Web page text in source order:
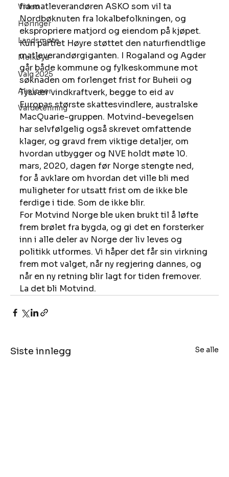
Video
Høringer
Landsmøte
Melkøya
Valg 2025
Aksjoner
Vardetenning
fra matleverandøren ASKO som vil ta
Nordbøknuten fra lokalbefolkningen, og
ekspropriere matjord og eiendom på kjøpet.
Kun partiet Høyre støttet den naturfiendtlige
matleverandørgiganten. I Rogaland og Agder
går både kommune og fylkeskommune mot
søknaden om forlenget frist for Buheii og
Tysvær vindkraftverk, begge to eid av
Europas største skattesvindlere, australske
MacQuarie-gruppen. Motvind-bevegelsen
har selvfølgelig også skrevet omfattende
klager, og gravd frem viktige detaljer, om
hvordan utbygger og NVE holdt møte 10.
mars, 2020, dagen før Norge stengte ned,
for å avklare om hvordan det ville bli med
muligheter for utsatt frist om de ikke ble
ferdige i tide. Som de ikke blir.
For Motvind Norge ble uken brukt til å løfte
frem brølet fra bygda, og gi det en forsterker
inn i alle deler av Norge der liv leves og
politikk utformes. Vi håper det får sin virkning
frem mot valget, når ny regjering dannes, og
når en ny retning blir lagt for tiden fremover.
La det bli Motvind.
Siste innlegg Se alle